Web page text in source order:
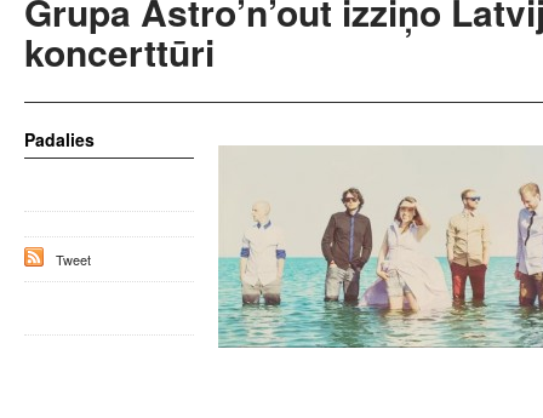
Grupa Astro’n’out izziņo
koncerttūri
Padalies
Tweet